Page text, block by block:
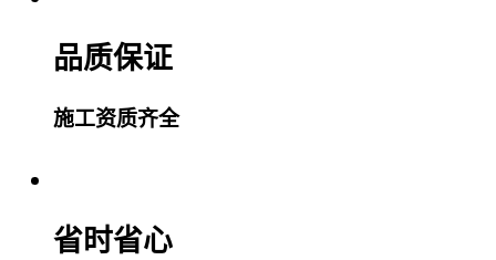
品质保证
施工资质齐全
省时省心